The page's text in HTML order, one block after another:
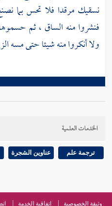
نسقيك مرقدا فلا تحس بما
فنشروا منه الساق ، ثم
ولا أنكروا منه شيئا حتى مسه
الخدمات العلمية
ترجمة علم عناوين الشجرة
وثيقة الخصوصية اتفاقية الخدمة